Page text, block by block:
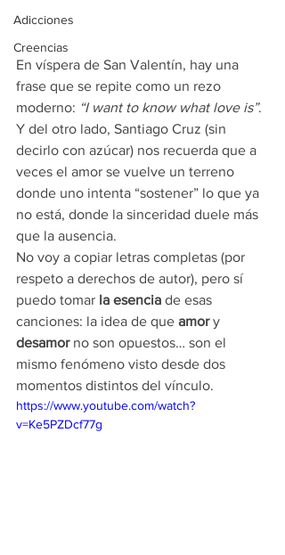
Adicciones
Creencias
En víspera de San Valentín, hay una
frase que se repite como un rezo
moderno: “I want to know what love is”.
Y del otro lado, Santiago Cruz (sin
decirlo con azúcar) nos recuerda que a
veces el amor se vuelve un terreno
donde uno intenta “sostener” lo que ya
no está, donde la sinceridad duele más
que la ausencia.
No voy a copiar letras completas (por
respeto a derechos de autor), pero sí
puedo tomar la esencia de esas
canciones: la idea de que amor y
desamor no son opuestos… son el
mismo fenómeno visto desde dos
momentos distintos del vínculo.
https://www.youtube.com/watch?
v=Ke5PZDcf77g